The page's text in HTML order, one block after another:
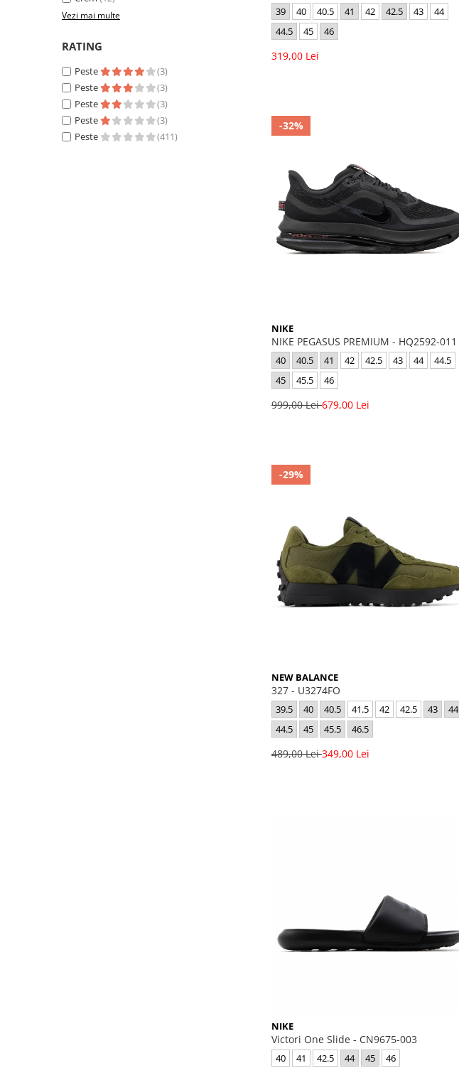
Vezi mai multe
RATING
Peste
(3)
Peste
(3)
Peste
(3)
Peste
(3)
Peste
(411)
39 40 40.5 41 42 42.5 43
44
44.5
45 46
319,00 Lei
-32%
NIKE
NIKE PEGASUS PREMIUM - HQ2592-011
40 40.5 41 42 42.5 43 44
44.5
45
45.5 46
999,00 Lei679,00 Lei
-29%
NEW BALANCE
327 - U3274FO
39.5 40 40.5 41.5 42 42.5 43
44
44.5
45 45.5 46.5
489,00 Lei349,00 Lei
NIKE
Victori One Slide - CN9675-003
40 41 42.5 44 45 46